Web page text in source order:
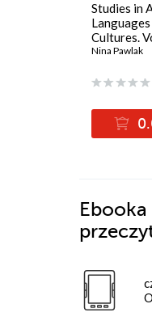
Studies in
Cultures.
58/2024
Nina Pawlak
Ebooka